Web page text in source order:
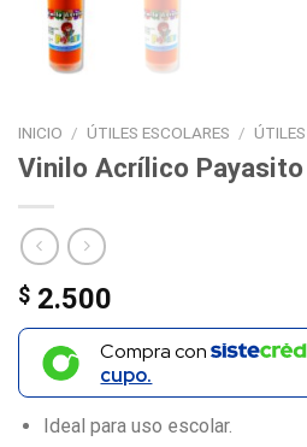
INICIO / ÚTILES ESCOLARES / ÚTILES
Vinilo Acrílico Payasito
$ 2.500
Compra con
cupo.
Ideal para uso escolar.